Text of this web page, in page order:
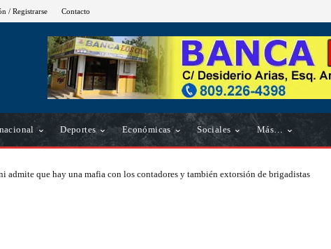
/ Registrarse Contacto
Deportes Económicas Sociales Más…
admite que hay una mafia con los contadores y también extorsión de brigadistas